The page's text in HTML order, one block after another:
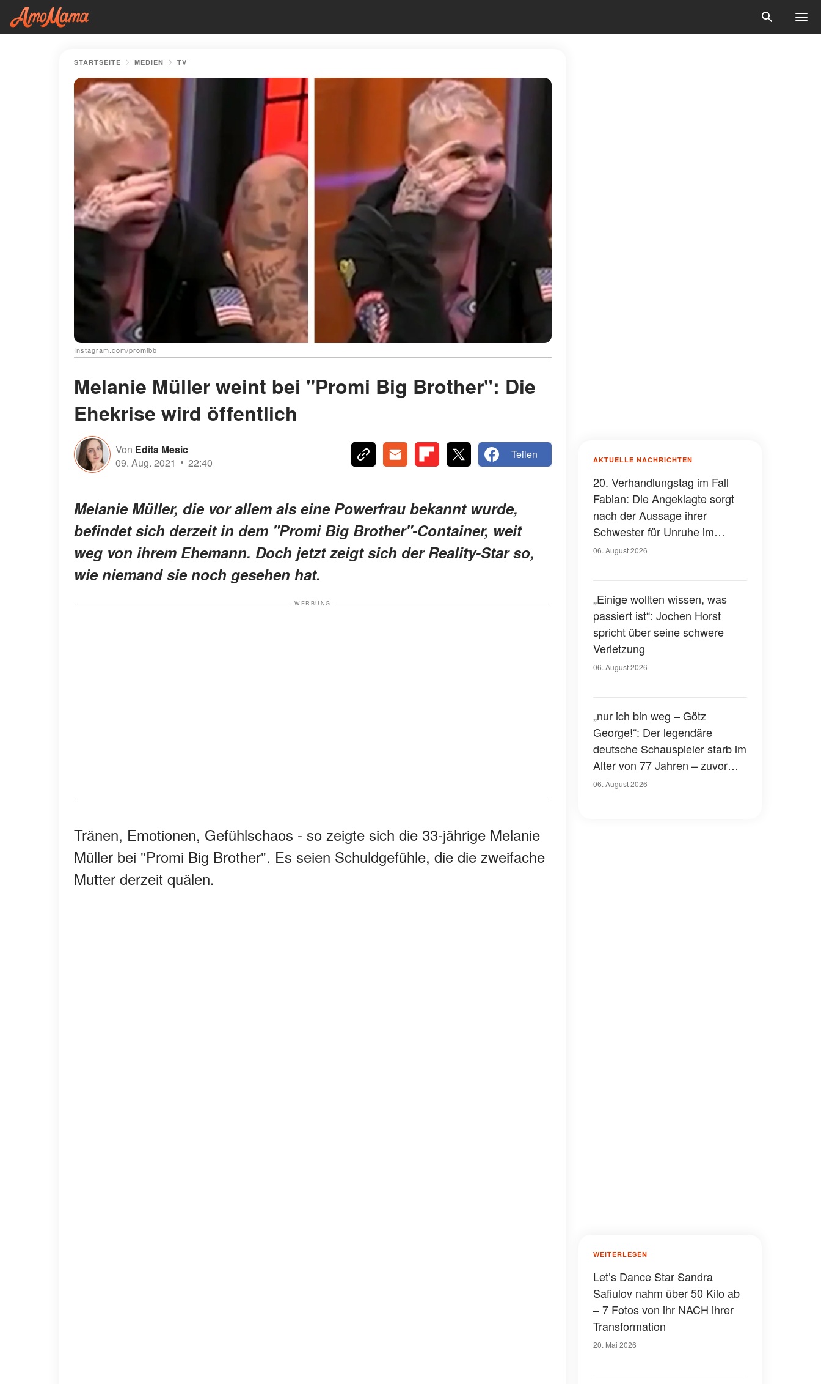
STARTSEITE MEDIEN TV
Instagram.com/promibb
Melanie Müller weint bei "Promi Big Brother": Die
Ehekrise wird öffentlich
Von Edita Mesic
09. Aug. 2021
22:40
Teilen
Melanie Müller, die vor allem als eine Powerfrau bekannt wurde,
befindet sich derzeit in dem "Promi Big Brother"-Container, weit
weg von ihrem Ehemann. Doch jetzt zeigt sich der Reality-Star so,
wie niemand sie noch gesehen hat.
WERBUNG
Tränen, Emotionen, Gefühlschaos - so zeigte sich die 33-jährige Melanie
Müller bei "Promi Big Brother". Es seien Schuldgefühle, die die zweifache
Mutter derzeit quälen.
AKTUELLE NACHRICHTEN
20. Verhandlungstag im Fall
Fabian: Die Angeklagte sorgt
nach der Aussage ihrer
Schwester für Unruhe im
Gerichtssaal – was ist
06. August 2026
„Einige wollten wissen, was
passiert ist“: Jochen Horst
spricht über seine schwere
Verletzung
06. August 2026
„nur ich bin weg – Götz
George!“: Der legendäre
deutsche Schauspieler starb im
Alter von 77 Jahren – zuvor
hatte er über seinen eigenen
06. August 2026
WEITERLESEN
Let’s Dance Star Sandra
Safiulov nahm über 50 Kilo ab
– 7 Fotos von ihr NACH ihrer
Transformation
20. Mai 2026